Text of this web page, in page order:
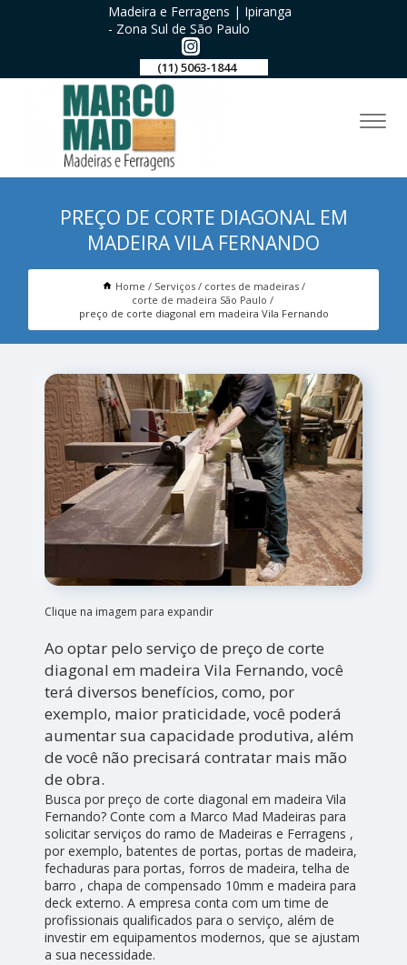
Madeira e Ferragens | Ipiranga
- Zona Sul de São Paulo
(11) 5063-1844
PREÇO DE CORTE DIAGONAL EM
MADEIRA VILA FERNANDO
Home Serviços
cortes de madeiras
corte de madeira São Paulo
preço de corte diagonal em madeira Vila Fernando
Clique na imagem para expandir
Ao optar pelo serviço de preço de corte
diagonal em madeira Vila Fernando, você
terá diversos benefícios, como, por
exemplo, maior praticidade, você poderá
aumentar sua capacidade produtiva, além
de você não precisará contratar mais mão
de obra.
Busca por preço de corte diagonal em madeira Vila
Fernando? Conte com a Marco Mad Madeiras para
solicitar serviços do ramo de Madeiras e Ferragens ,
por exemplo, batentes de portas, portas de madeira,
fechaduras para portas, forros de madeira, telha de
barro , chapa de compensado 10mm e madeira para
deck externo. A empresa conta com um time de
profissionais qualificados para o serviço, além de
investir em equipamentos modernos, que se ajustam
a sua necessidade.